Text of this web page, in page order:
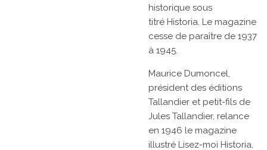
historique sous
titré Historia. Le magazine
cesse de paraître de 1937
à 1945.
Maurice Dumoncel,
président des éditions
Tallandier et petit-fils de
Jules Tallandier, relance
en 1946 le magazine
illustré Lisez-moi Historia,